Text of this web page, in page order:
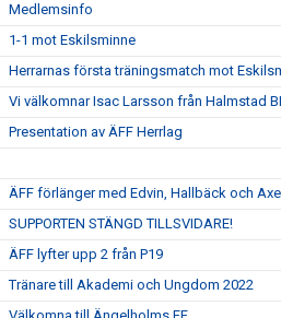
Medlemsinfo
1-1 mot Eskilsminne
Herrarnas första träningsmatch mot
Vi välkomnar Isac Larsson från Halmstad
Presentation av ÄFF Herrlag
ÄFF förlänger med Edvin, Hallbäck och Axel
SUPPORTEN STÄNGD TILLSVIDARE!
ÄFF lyfter upp 2 från P19
Tränare till Akademi och Ungdom 2022